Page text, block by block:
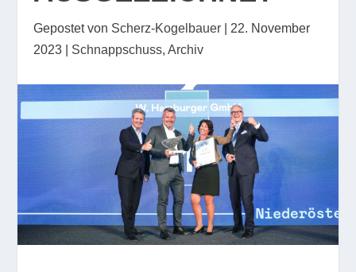
Gepostet von Scherz-Kogelbauer
22. November
2023
Schnappschuss,Archiv